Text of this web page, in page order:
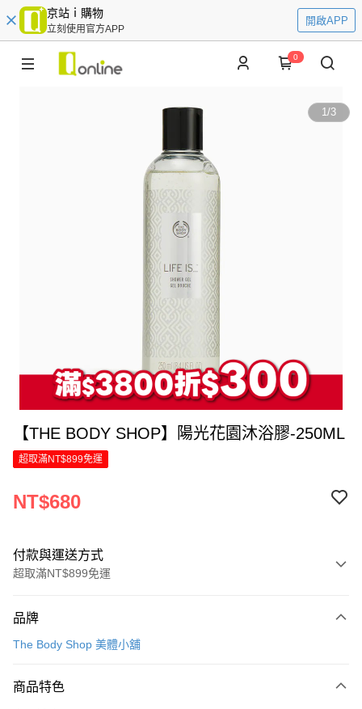
京站ｉ購物
立刻使用官方APP
開啟APP
0
1/3
【THE BODY SHOP】陽光花園沐浴膠-250ML
超取滿NT$899免運
NT$680
付款與運送方式
超取滿NT$899免運
信用卡一次付款
Apple Pay
品牌
The Body Shop 美體小舖
商品特色